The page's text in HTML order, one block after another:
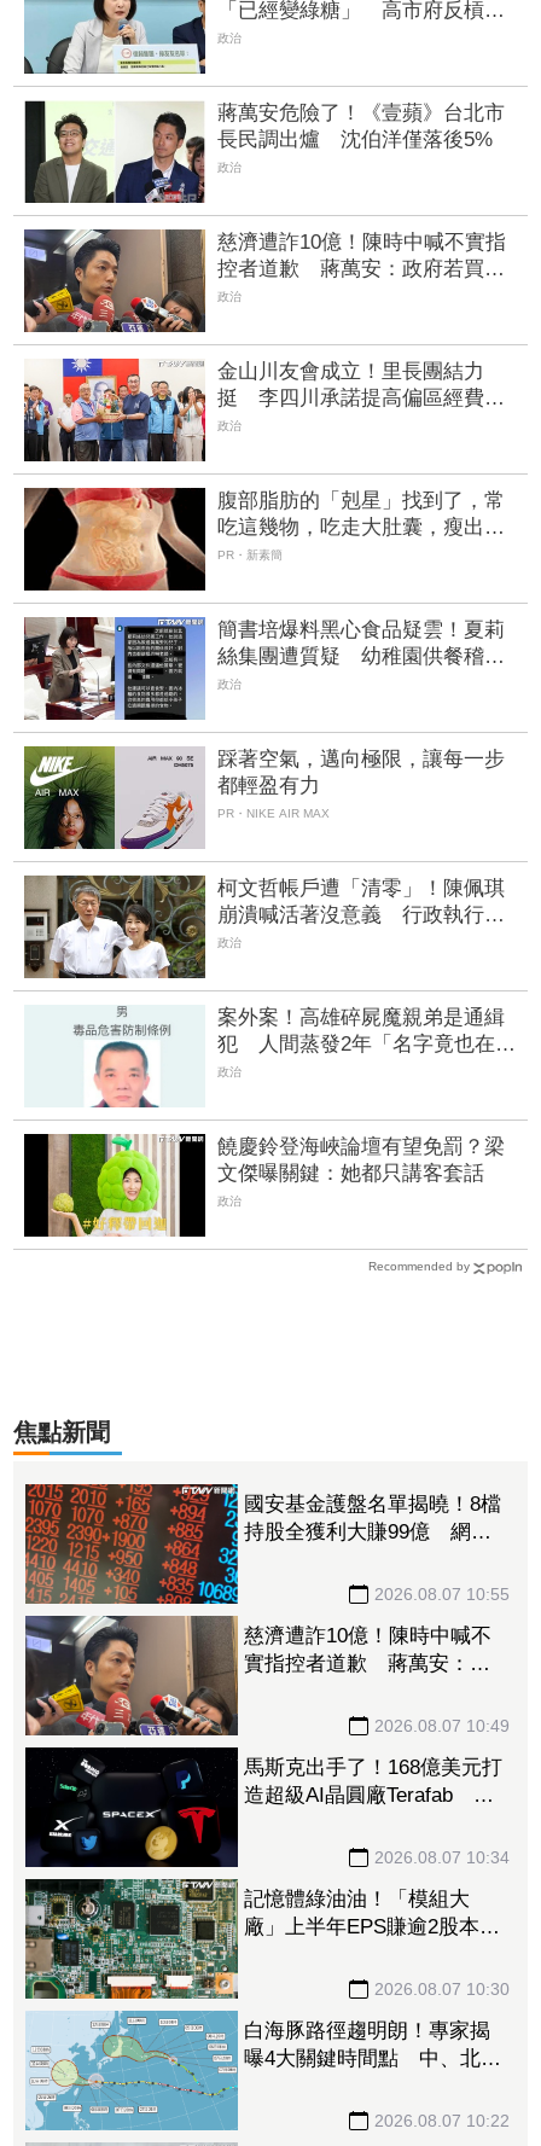
「已經變綠糖」 高市府反槓王
鴻薇：至少三度收南僑捐款
政治
蔣萬安危險了！《壹蘋》台北市
長民調出爐 沈伯洋僅落後5%
政治
慈濟遭詐10億！陳時中喊不實指
控者道歉 蔣萬安：政府若買夠
何須民間集資
政治
金山川友會成立！里長團結力
挺 李四川承諾提高偏區經費促
建設
政治
腹部脂肪的「剋星」找到了，常
吃這幾物，吃走大肚囊，瘦出小
蠻腰
PR・新素簡
簡書培爆料黑心食品疑雲！夏莉
絲集團遭質疑 幼稚園供餐稽查
惹爭議
政治
踩著空氣，邁向極限，讓每一步
都輕盈有力
PR・NIKE AIR MAX
柯文哲帳戶遭「清零」！陳佩琪
崩潰喊活著沒意義 行政執行署
回應了
政治
案外案！高雄碎屍魔親弟是通緝
犯 人間蒸發2年「名字竟也在哥
死亡筆記本裡」 | FTNN 新聞網
政治
饒慶鈴登海峽論壇有望免罰？梁
文傑曝關鍵：她都只講客套話
政治
Recommended by
焦點新聞
國安基金護盤名單揭曉！8檔
持股全獲利大賺99億 網：
2026.08.07 10:55
慈濟遭詐10億！陳時中喊不
實指控者道歉 蔣萬安：政
2026.08.07 10:49
馬斯克出手了！168億美元打
造超級AI晶圓廠Terafab 自
2026.08.07 10:34
記憶體綠油油！「模組大
廠」上半年EPS賺逾2股本重
恐止步連5紅
2026.08.07 10:30
白海豚路徑趨明朗！專家揭
曝4大關鍵時間點 中、北部
2026.08.07 10:22